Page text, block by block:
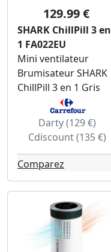
129.99 €
SHARK ChillPill 3 en
1 FA022EU
Mini ventilateur
Brumisateur SHARK
ChillPill 3 en 1 Gris
Darty (129 €)
Cdiscount (135 €)
Comparez